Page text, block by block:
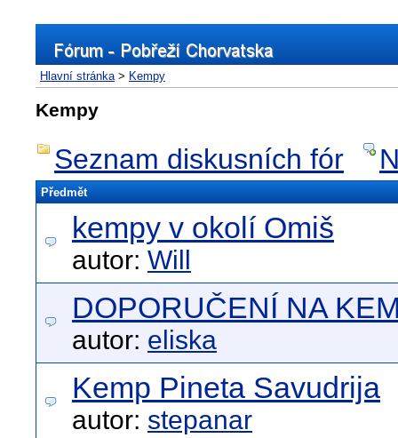
Hlavní stránka> Kempy
Kempy
Seznam diskusních fór
Předmět
kempy v okolí Omiš
autor: Will
DOPORUČENÍ NA
autor: eliska
Kemp Pineta Savudrija
autor: stepanar